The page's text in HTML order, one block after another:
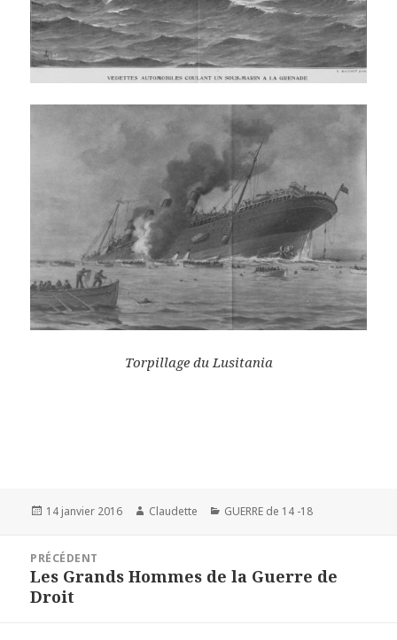
Torpillage du Lusitania
Publié
14 janvier 2016 Auteur
Claudette Catégories
GUERRE de 14 -18
l’article
PRÉCÉDENT
Article
précédent :
Les Grands Hommes de la Guerre de
Droit